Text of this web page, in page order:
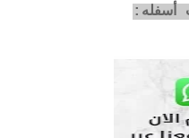
أسفله: